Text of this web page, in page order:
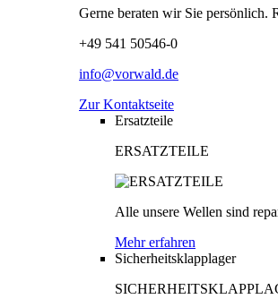
Gerne beraten wir Sie persönlich.
+49 541 50546-0
info@vorwald.de
Zur Kontaktseite
Ersatzteile
ERSATZTEILE
Alle unsere Wellen sind
Mehr erfahren
Sicherheitsklapplager